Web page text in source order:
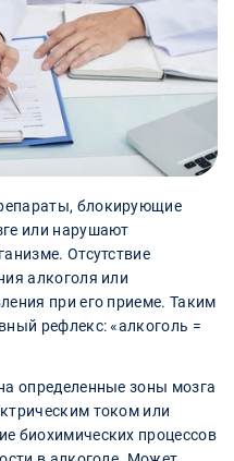
блокирующие
или нарушают
Отсутствие
алкоголя или
при его приеме. Таким
рефлекс: «алкоголь =
определенные зоны мозга
током или
биохимических процессов